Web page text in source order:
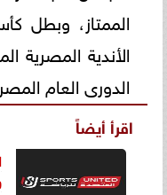
الممتاز، وبطل
الأندية المصرية
الدورى العام
اقرأ أيضاً